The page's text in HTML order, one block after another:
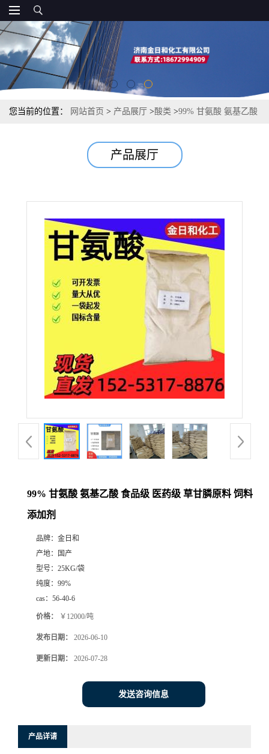
您当前的位置： 网站首页 > 产品展厅 >酸类 >99% 甘氨酸 氨基乙酸
产品展厅
99% 甘氨酸 氨基乙酸 食品级 医药级 草甘膦原料 饲料
添加剂
品牌： 金日和
产地：
国产
型号： 25KG/袋
纯度： 99%
cas： 56-40-6
价格： ￥12000/吨
发布日期： 2026-06-10
更新日期： 2026-07-28
发送咨询信息
产品详请